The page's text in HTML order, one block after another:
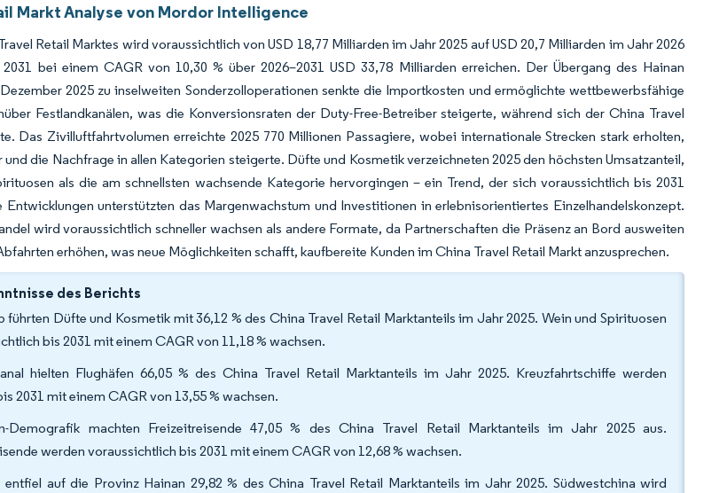
Markt Analyse von Mordor Intelligence
Retail Marktes wird voraussichtlich von USD 18,77 Milliarden im Jahr 2025 auf USD 20,7 Milliarden im Jahr 2026
bei einem CAGR von 10,30 % über 2026–2031 USD 33,78 Milliarden erreichen. Der Übergang des Hainan
2025 zu inselweiten Sonderzolloperationen senkte die Importkosten und ermöglichte wettbewerbsfähige
Festlandkanälen, was die Konversionsraten der Duty-Free-Betreiber steigerte, während sich der China Travel
Das Zivilluftfahrtvolumen erreichte 2025 770 Millionen Passagiere, wobei internationale Strecken stark erholten,
und die Nachfrage in allen Kategorien steigerte. Düfte und Kosmetik verzeichneten 2025 den höchsten Umsatzanteil,
als die am schnellsten wachsende Kategorie hervorgingen – ein Trend, der sich voraussichtlich bis 2031
unterstützten das Margenwachstum und Investitionen in erlebnisorientiertes Einzelhandelskonzept.
wird voraussichtlich schneller wachsen als andere Formate, da Partnerschaften die Präsenz an Bord ausweiten
erhöhen, was neue Möglichkeiten schafft, kaufbereite Kunden im China Travel Retail Markt anzusprechen.
des Berichts
führten Düfte und Kosmetik mit 36,12 % des China Travel Retail Marktanteils im Jahr 2025. Wein und Spirituosen
bis 2031 mit einem CAGR von 11,18 % wachsen.
hielten Flughäfen 66,05 % des China Travel Retail Marktanteils im Jahr 2025. Kreuzfahrtschiffe werden
2031 mit einem CAGR von 13,55 % wachsen.
Demografik machten Freizeitreisende 47,05 % des China Travel Retail Marktanteils im Jahr 2025 aus.
werden voraussichtlich bis 2031 mit einem CAGR von 12,68 % wachsen.
auf die Provinz Hainan 29,82 % des China Travel Retail Marktanteils im Jahr 2025. Südwestchina wird